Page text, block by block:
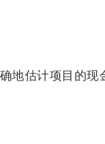
估计项目的现